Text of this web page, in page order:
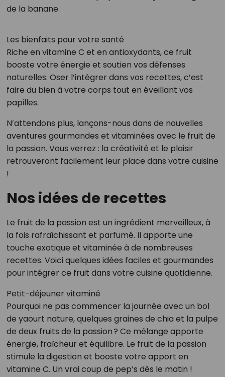
de la banane.
Les bienfaits pour votre santé
Riche en vitamine C et en antioxydants, ce fruit
booste votre énergie et soutien vos défenses
naturelles. Oser l’intégrer dans vos recettes, c’est
faire du bien à votre corps tout en éveillant vos
papilles.
N’attendons plus, lançons-nous dans de nouvelles
aventures gourmandes et vitaminées avec le fruit de
la passion. Vous verrez : la créativité et le plaisir
retrouveront facilement leur place dans votre cuisine
!
Nos idées de recettes
Le fruit de la passion est un ingrédient merveilleux, à
la fois rafraîchissant et parfumé. Il apporte une
touche exotique et vitaminée à de nombreuses
recettes. Voici quelques idées faciles et gourmandes
pour intégrer ce fruit dans votre cuisine quotidienne.
Petit-déjeuner vitaminé
Pourquoi ne pas commencer la journée avec un bol
de yaourt nature, quelques graines de chia et la pulpe
de deux fruits de la passion ? Ce mélange apporte
énergie, fraîcheur et équilibre. Le fruit de la passion
stimule la digestion et booste votre apport en
vitamine C. Un vrai coup de pep’s dès le matin !